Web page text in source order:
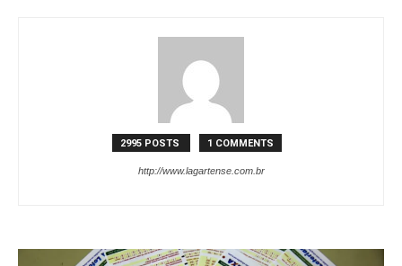
2995 POSTS 1 COMMENTS
http://www.lagartense.com.br